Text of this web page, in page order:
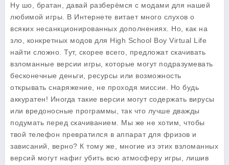
Ну шо, братан, давай разберёмся с модами для нашей
любимой игры. В Интернете витает много слухов о
всяких несанкционированных дополнениях. Но, как на
зло, конкретных модов для High School Boy Virtual Life
найти сложно. Тут, скорее всего, предложат скачивать
взломанные версии игры, которые могут подразумевать
бесконечные деньги, ресурсы или возможность
открывать снаряжение, не проходя миссии. Но будь
аккуратен! Иногда такие версии могут содержать вирусы
или вредоносные программы, так что лучше дважды
подумать перед скачиванием. Мы же не хотим, чтобы
твой телефон превратился в аппарат для фризов и
зависаний, верно? К тому же, многие из этих взломанных
версий могут нафиг убить всю атмосферу игры, лишив